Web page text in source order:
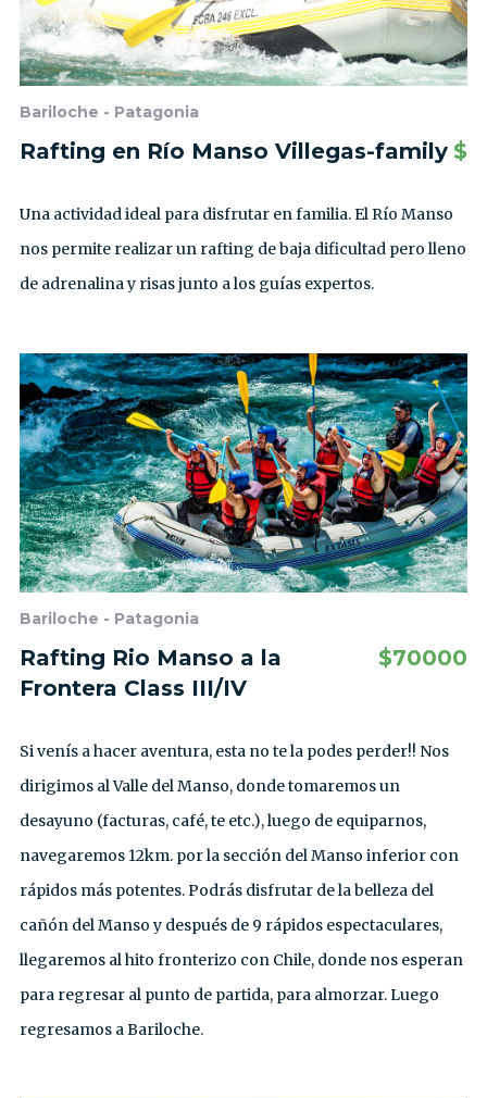
Bariloche - Patagonia
Rafting en Río Manso Villegas-family $
Una actividad ideal para disfrutar en familia. El Río Manso
nos permite realizar un rafting de baja dificultad pero lleno
de adrenalina y risas junto a los guías expertos.
Bariloche - Patagonia
Rafting Rio Manso a la
Frontera Class III/IV
$70000
Si venís a hacer aventura, esta no te la podes perder!! Nos
dirigimos al Valle del Manso, donde tomaremos un
desayuno (facturas, café, te etc.), luego de equiparnos,
navegaremos 12km. por la sección del Manso inferior con
rápidos más potentes. Podrás disfrutar de la belleza del
cañón del Manso y después de 9 rápidos espectaculares,
llegaremos al hito fronterizo con Chile, donde nos esperan
para regresar al punto de partida, para almorzar. Luego
regresamos a Bariloche.